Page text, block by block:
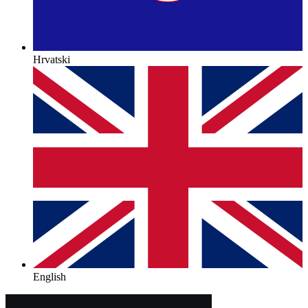
Hrvatski
English